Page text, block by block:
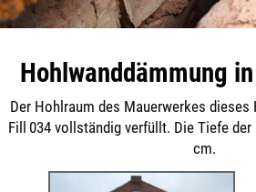
Hohlwanddämmung
Der Hohlraum des Mauerwerkes dieses
Fill 034 vollständig verfüllt. Die Tiefe
cm.